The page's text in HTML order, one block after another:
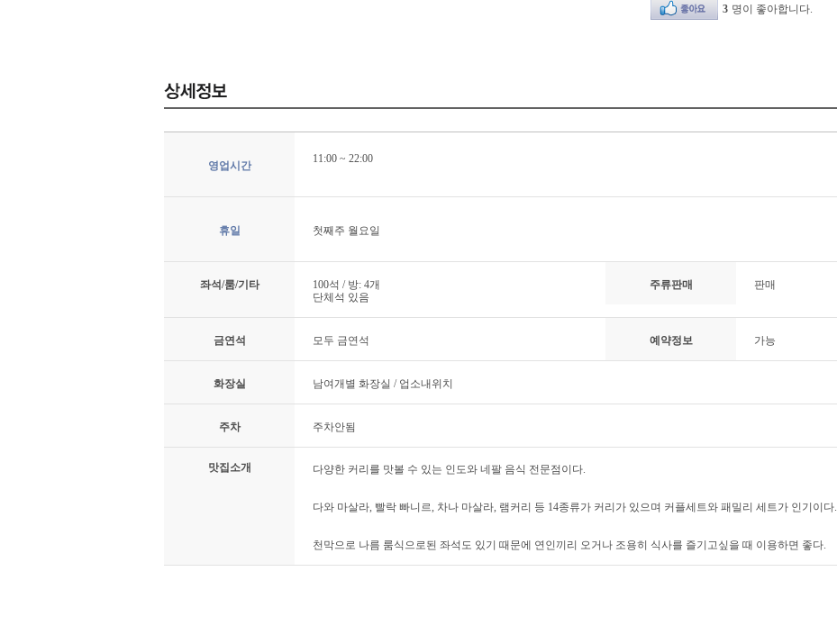
3 명이 좋아합니다.
영업시간
11:00 ~ 22:00
휴일 첫째주 월요일
좌석/룸/기타
100석 / 방: 4개
단체석 있음
주류판매 판매
금연석 모두 금연석 예약정보 가능
화장실 남여개별 화장실 / 업소내위치
주차 주차안됨
맛집소개 다양한 커리를 맛볼 수 있는 인도와 네팔 음식 전문점이다.
다와 마살라, 빨락 빠니르, 차나 마살라, 램커리 등 14종류가 커리가 있으며 커플세트와 패밀리 세트가 인기이다.
천막으로 나름 룸식으로된 좌석도 있기 때문에 연인끼리 오거나 조용히 식사를 즐기고싶을 때 이용하면 좋다.